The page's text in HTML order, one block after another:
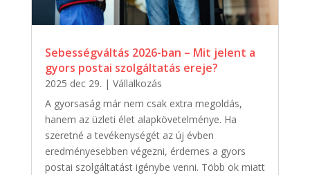
Sebességváltás 2026-ban – Mit jelent a
gyors postai szolgáltatás ereje?
2025 dec 29. | Vállalkozás
A gyorsaság már nem csak extra megoldás,
hanem az üzleti élet alapkövetelménye. Ha
szeretné a tevékenységét az új évben
eredményesebben végezni, érdemes a gyors
postai szolgáltatást igénybe venni. Több ok miatt